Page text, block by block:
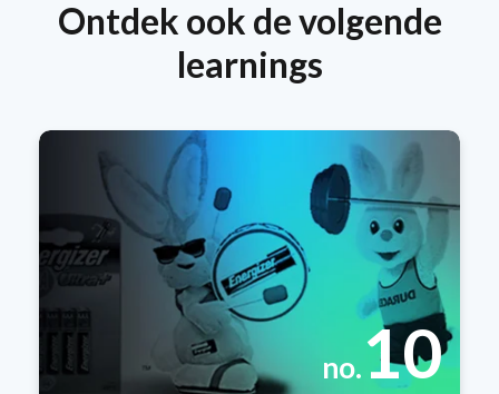
Ontdek ook de volgende
learnings
no.10